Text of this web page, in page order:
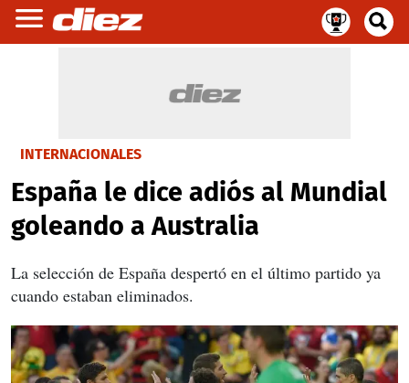
INTERNACIONALES
España le dice adiós al Mundial
goleando a Australia
La selección de España despertó en el último partido ya
cuando estaban eliminados.